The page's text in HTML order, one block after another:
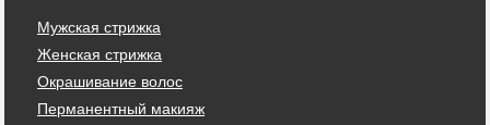
Мужская стрижка
Женская стрижка
Окрашивание волос
Перманентный макияж